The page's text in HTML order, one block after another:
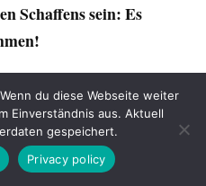
Schaffens sein: Es
dass sie mir genügend
gibt.Ich spüre sie
soll es nicht liegen! Was
Weg gebracht hat?!»
du diese Webseite weiter
Einverständnis aus. Aktuell
gespeichert.
Privacy policy